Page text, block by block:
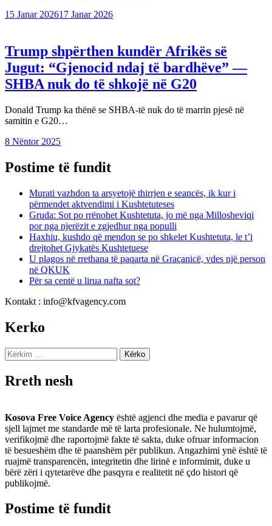
15 Janar 202617 Janar 2026
Trump shpërthen kundër Afrikës së
Jugut: “Gjenocid ndaj të bardhëve” —
SHBA nuk do të shkojë në G20
Donald Trump ka thënë se SHBA-të nuk do të marrin pjesë në
samitin e G20…
8 Nëntor 2025
Postime të fundit
Murati vazhdon ta arsyetojë thirrjen e seancës, ik kur i
përmendet aktvendimi i Kushtetuteses
Gruda: Sot po rrënohet Kushtetuta, jo më nga Millosheviqi
por nga njerëzit e zgjedhur nga populli
Haxhiu, kushdo që mendon se po shkelet Kushtetuta, le t’i
drejtohet Gjykatës Kushtetuese
U plagos në rrethana të paqarta në Graçanicë, vdes një person
në QKUK
Për sa centë u lirua nafta sot?
Kontakt : info@kfvagency.com
Kerko
Kërko
për:
Rreth nesh
Kosova Free Voice Agency është agjenci dhe media e pavarur që
sjell lajmet me standarde më të larta profesionale. Ne hulumtojmë,
verifikojmë dhe raportojmë fakte të sakta, duke ofruar informacion
të besueshëm dhe të paanshëm për publikun. Angazhimi ynë është të
ruajmë transparencën, integritetin dhe lirinë e informimit, duke u
bërë zëri i qytetarëve dhe pasqyra e realitetit në çdo histori që
publikojmë.
Postime të fundit